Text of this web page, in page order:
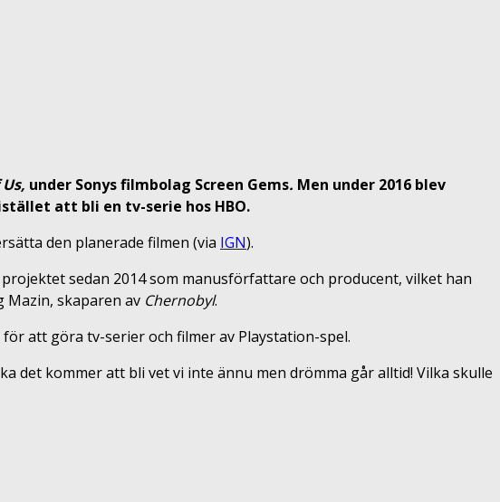
under Sonys filmbolag Screen Gems. Men under 2016 blev
att bli en tv-serie hos HBO.
den planerade filmen (via IGN).
sedan 2014 som manusförfattare och producent, vilket han
Mazin, skaparen av Chernobyl.
att göra tv-serier och filmer av Playstation-spel.
det kommer att bli vet vi inte ännu men drömma går alltid! Vilka skulle